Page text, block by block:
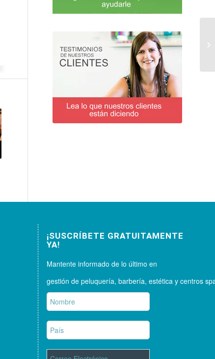
¡SUSCRÍBETE GRATUITAMENTE
YA!
Mantente informado de lo último en
gestión de peluquería, barbería, estética y centros